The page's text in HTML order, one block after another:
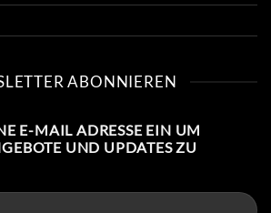
ABONNIEREN
E-MAIL ADRESSE EIN UM
UND UPDATES ZU